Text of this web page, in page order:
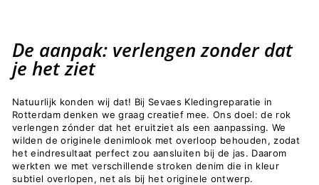
De aanpak: verlengen zonder dat
je het ziet
Natuurlijk konden wij dat! Bij Sevaes Kledingreparatie in
Rotterdam denken we graag creatief mee. Ons doel: de rok
verlengen zónder dat het eruitziet als een aanpassing. We
wilden de originele denimlook met overloop behouden, zodat
het eindresultaat perfect zou aansluiten bij de jas. Daarom
werkten we met verschillende stroken denim die in kleur
subtiel overlopen, net als bij het originele ontwerp.